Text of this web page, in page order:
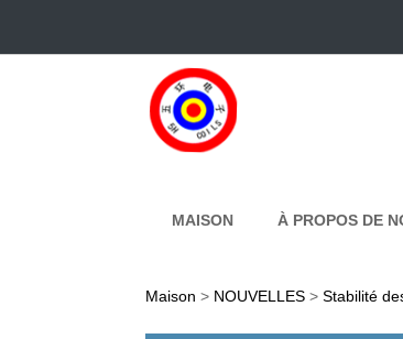
MAISON À PROPOS DE
Maison > NOUVELLES > Stabilité